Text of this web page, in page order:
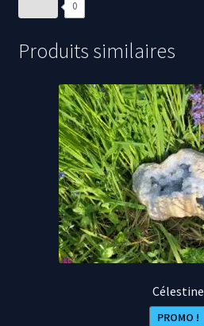
0
Produits similaires
Célestine
PROMO !